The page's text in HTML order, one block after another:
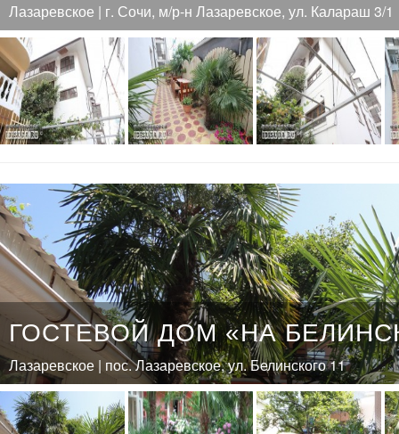
Лазаревское | г. Сочи, м/р-н Лазаревское, ул. Калараш 3/1
ГОСТЕВОЙ ДОМ «НА
Лазаревское | пос. Лазаревское, ул. Белинского 11